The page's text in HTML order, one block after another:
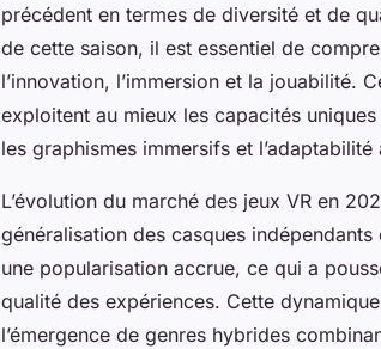
précédent en termes de diversité et de
de cette saison, il est essentiel de
l’innovation, l’immersion et la jouabilité.
exploitent au mieux les capacités
les graphismes immersifs et
L’évolution du marché des jeux VR en
généralisation des casques
une popularisation accrue, ce qui a
qualité des expériences. Cette
l’émergence de genres hybrides